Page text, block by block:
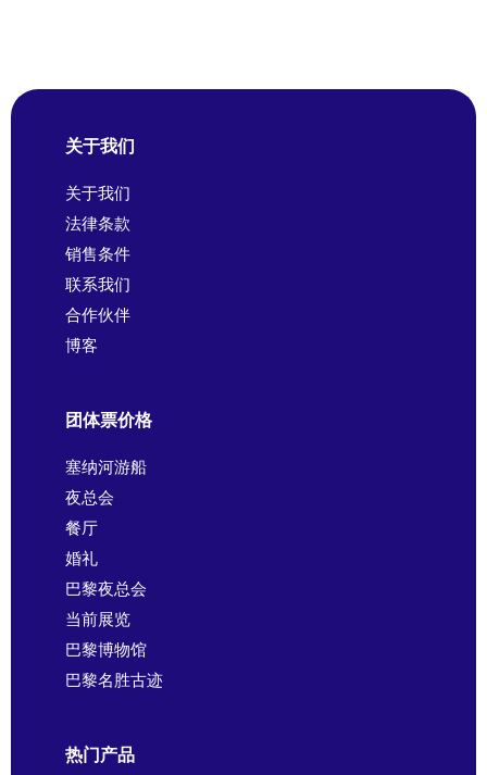
关于我们
关于我们
法律条款
销售条件
联系我们
合作伙伴
博客
团体票价格
塞纳河游船
夜总会
餐厅
婚礼
巴黎夜总会
当前展览
巴黎博物馆
巴黎名胜古迹
热门产品